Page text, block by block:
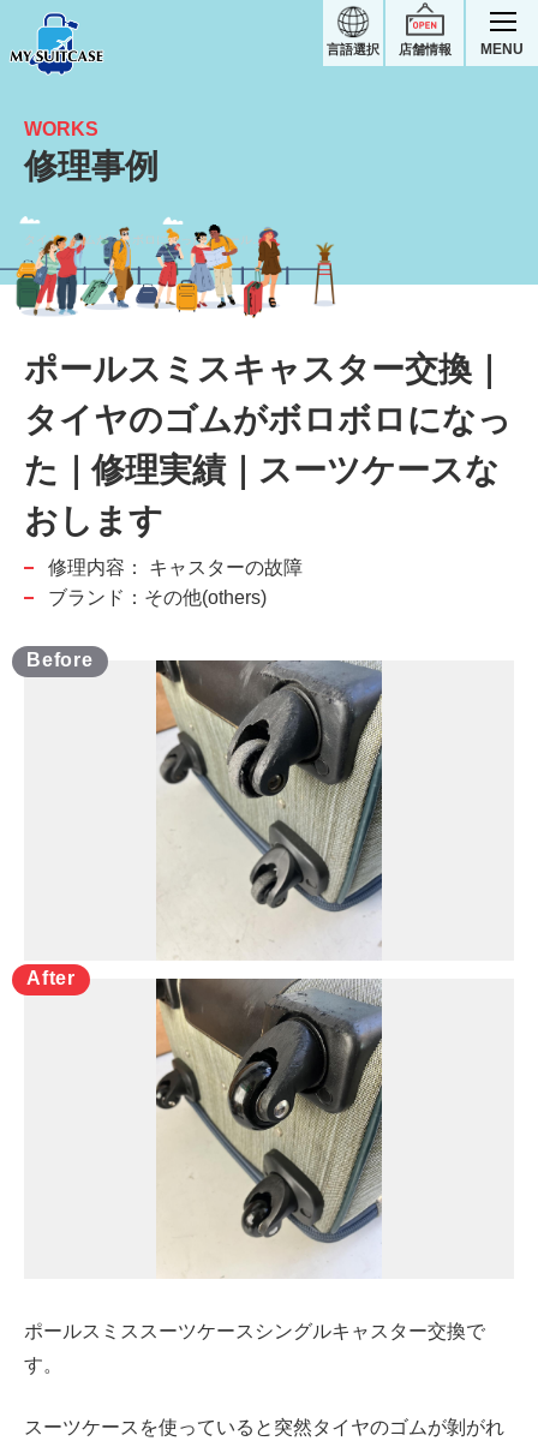
店舗情報
言語選択 MENU
タイヤのゴムがボロボロになった｜ポールスミススーツケース修理実績
WORKS
修理事例
ポールスミスキャスター交換｜
タイヤのゴムがボロボロになっ
た｜修理実績｜スーツケースな
おします
修理内容：
キャスターの故障
ブランド：その他(others)
ポールスミススーツケースシングルキャスター交換で
す。
スーツケースを使っていると突然タイヤのゴムが剝がれ